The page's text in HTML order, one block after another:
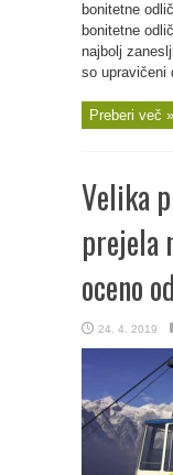
bonitetne
bonitetne
najbolj
so upravičeni
Preberi več »
Velika
prejela
oceno
24. 4. 2019